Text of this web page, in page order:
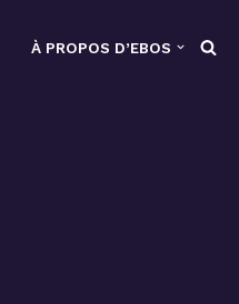
À PROPOS D’EBOS